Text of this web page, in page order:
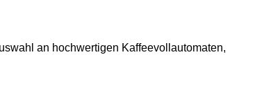
an hochwertigen Kaffeevollautomaten,